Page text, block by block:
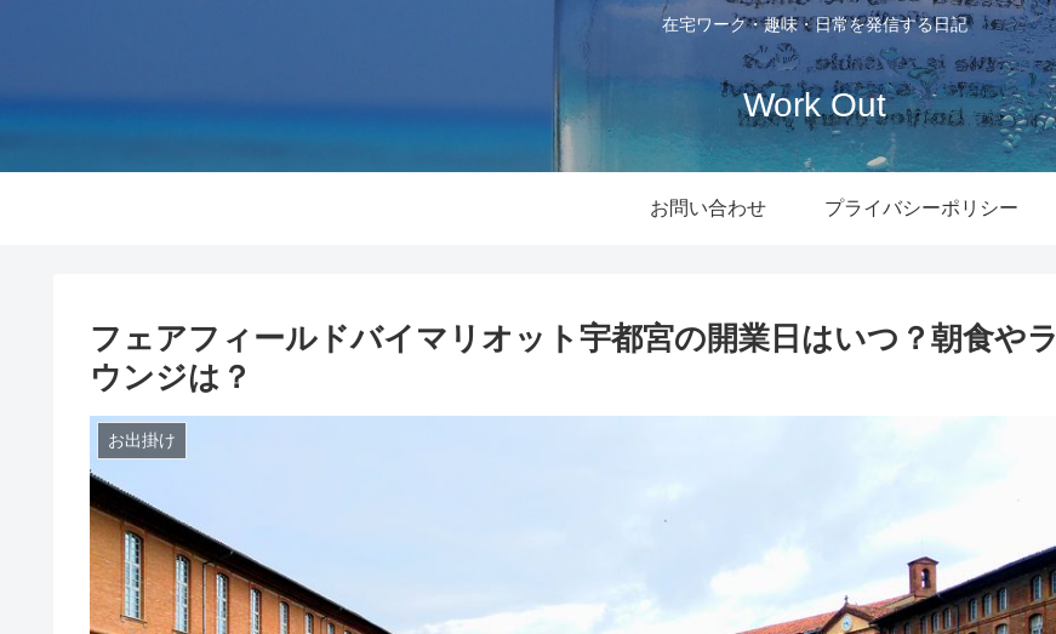
在宅ワーク・趣味・日常を発信する日記
Work Out
お問い合わせ プライバシーポリシー
フェアフィールドバイマリオット宇都宮の開業日はいつ？朝食やラ
ウンジは？
お出掛け